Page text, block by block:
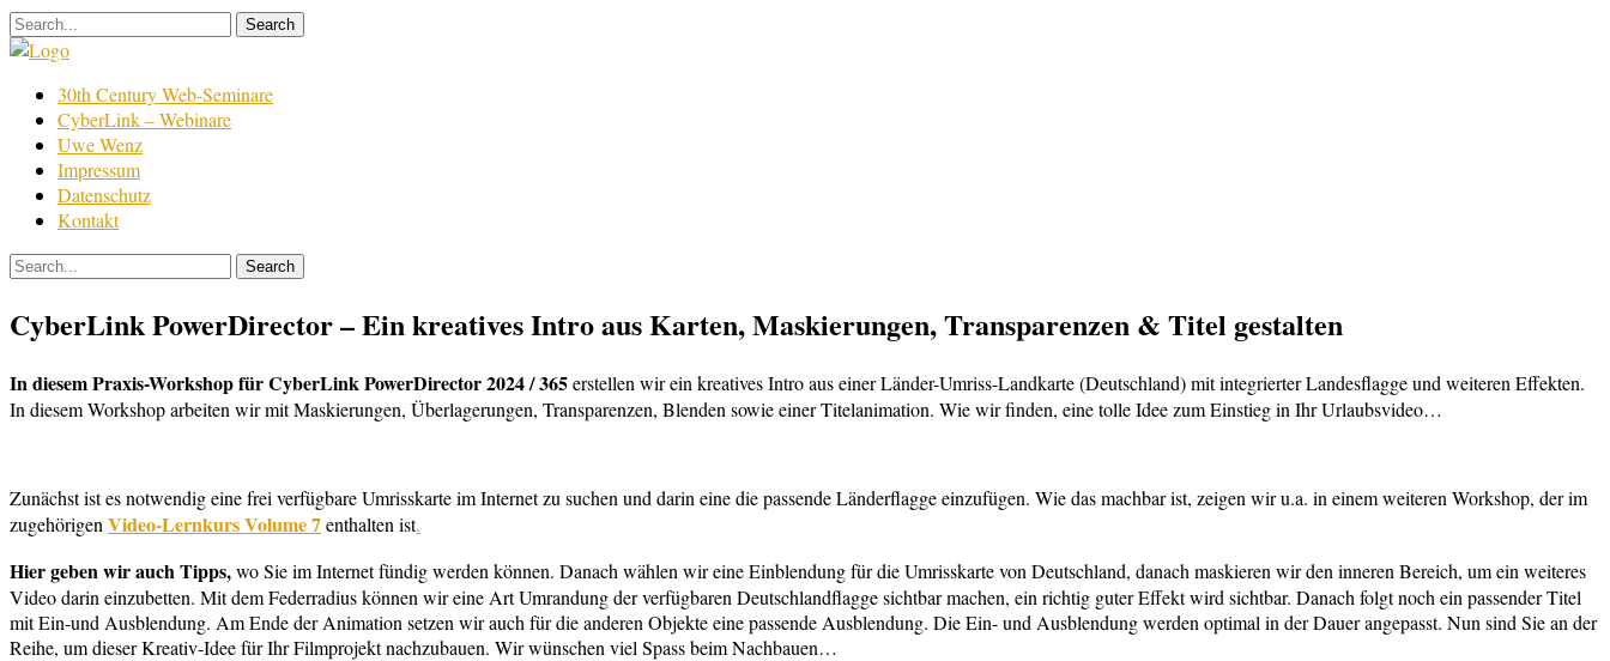
Skip
to
Film
Bearbeitung
30th Century Web-Seminare
CyberLink – Webinare
Uwe Wenz
Impressum
Datenschutz
Kontakt
CyberLink PowerDirector – Ein kreatives Intro aus Karten, Maskierungen, Transparenzen & Titel gestalten
In diesem Praxis-Workshop für CyberLink PowerDirector 2024 / 365erstellen wir ein kreatives Intro aus einer Länder-Umriss-Landkarte (Deutschland) mit integrierter Landesflagge und weiteren Effekten.
In diesem Workshop arbeiten wir mit Maskierungen, Überlagerungen, Transparenzen, Blenden sowie einer Titelanimation. Wie wir finden, eine tolle Idee zum Einstieg in Ihr Urlaubsvideo…
Zunächst ist es notwendig eine frei verfügbare Umrisskarte im Internet zu suchen und darin eine die passende Länderflagge einzufügen. Wie das machbar ist, zeigen wir u.a. in einem weiteren Workshop, der im
zugehörigen Video-Lernkurs Volume 7enthalten ist.
Hier geben wir auch Tipps,wo Sie im Internet fündig werden können. Danach wählen wir eine Einblendung für die Umrisskarte von Deutschland, danach maskieren wir den inneren Bereich, um ein weiteres
Video darin einzubetten. Mit dem Federradius können wir eine Art Umrandung der verfügbaren Deutschlandflagge sichtbar machen, ein richtig guter Effekt wird sichtbar. Danach folgt noch ein passender Titel
mit Ein-und Ausblendung. Am Ende der Animation setzen wir auch für die anderen Objekte eine passende Ausblendung. Die Ein- und Ausblendung werden optimal in der Dauer angepasst. Nun sind Sie an der
Reihe, um dieser Kreativ-Idee für Ihr Filmprojekt nachzubauen. Wir wünschen viel Spass beim Nachbauen…